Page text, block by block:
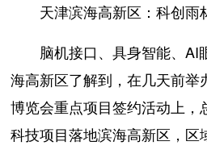
天津滨海高新区：科创雨
脑机接口、具身智能、AI
海高新区了解到，在几天前举
博览会重点项目签约活动上，
科技项目落地滨海高新区，区